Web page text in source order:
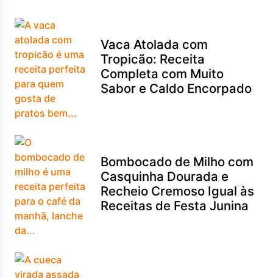
Vaca Atolada com
Tropicão: Receita
Completa com Muito
Sabor e Caldo Encorpado
Bombocado de Milho com
Casquinha Dourada e
Recheio Cremoso Igual às
Receitas de Festa Junina